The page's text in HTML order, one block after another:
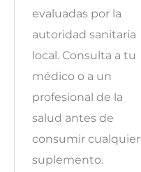
evaluadas por la
autoridad sanitaria
local. Consulta a tu
médico o a un
profesional de la
salud antes de
consumir cualquier
suplemento.